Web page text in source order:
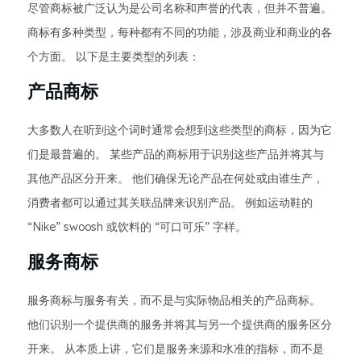
尽管商标被广泛认为是公司名称和声誉的代表，但并不普遍。
商标有多种类型，每种都有不同的功能，涉及商业和商业的各
个方面。 以下是主要类型的列表：
产品商标
大多数人在听到这个词时通常会想到这些类型的商标，因为它
们是最普遍的。 某些产品的商标用于识别这些产品并将其与
其他产品区分开来。 他们确保无论产品在何处或由谁生产，
消费者都可以通过其关联品牌来识别产品。 例如运动鞋的
“Nike” swoosh 或饮料的 “可口可乐” 字样。
服务商标
服务商标与服务有关，而不是与实际物品相关的产品商标。
他们识别一个提供商的服务并将其与另一个提供商的服务区分
开来。 从本质上讲，它们是服务来源和水准的指标，而不是